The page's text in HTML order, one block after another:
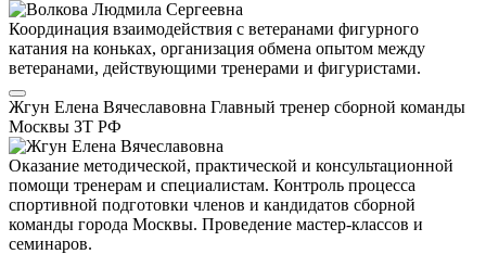
Координация взаимодействия с ветеранами фигурного
катания на коньках, организация обмена опытом между
ветеранами, действующими тренерами и фигуристами.
Жгун Елена Вячеславовна Главный тренер сборной команды
Москвы ЗТ РФ
Оказание методической, практической и консультационной
помощи тренерам и специалистам. Контроль процесса
спортивной подготовки членов и кандидатов сборной
команды города Москвы. Проведение мастер-классов и
семинаров.